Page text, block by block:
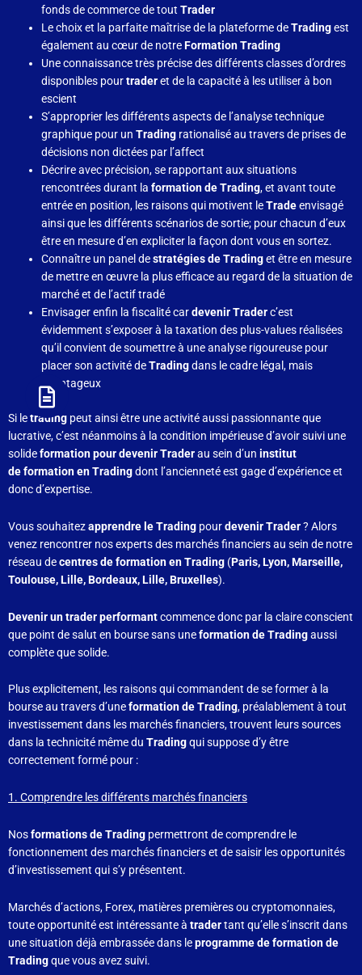
fonds de commerce de toutTrader
Le choix et la parfaite maîtrise de la plateforme deTradingest
également au cœur de notreFormation Trading
Une connaissance très précise des différents classes d’ordres
disponibles pourtraderet de la capacité à les utiliser à bon
escient
S’approprier les différents aspects de l’analyse technique
graphique pour unTrading rationalisé au travers de prises de
décisions non dictées par l’affect
Décrire avec précision, se rapportant aux situations
rencontrées durant laformation de Trading, et avant toute
entrée en position, les raisons qui motivent leTradeenvisagé
ainsi que les différents scénarios de sortie; pour chacun d’eux
être en mesure d’en expliciter la façon dont vous en sortez.
Connaître un panel destratégies de Tradinget être en mesure
de mettre en œuvre la plus efficace au regard de la situation de
marché et de l’actif tradé
Envisager enfin la fiscalité cardevenir Traderc’est
évidemment s’exposer à la taxation des plus-values réalisées
qu’il convient de soumettre à une analyse rigoureuse pour
placer son activité deTradingdans le cadre légal, mais
avantageux
Si letrading peut ainsi être une activité aussi passionnante que
lucrative, c’est néanmoins à la condition impérieuse d’avoir suivi une
solideformation pour devenir Traderau sein d’un institut
de formation en Tradingdont l’ancienneté est gage d’expérience et
donc d’expertise.
Vous souhaitezapprendre le Trading pourdevenir Trader? Alors
venez rencontrer nos experts des marchés financiers au sein de notre
réseau decentres de formation en Trading (Paris, Lyon, Marseille,
Toulouse, Lille, Bordeaux, Lille, Bruxelles).
Devenir un trader performantcommence donc par la claire conscient
que point de salut en bourse sans uneformation de Tradingaussi
complète que solide.
Plus explicitement, les raisons qui commandent de se former à la
bourse au travers d’uneformation de Trading, préalablement à tout
investissement dans les marchés financiers, trouvent leurs sources
dans la technicité même du Tradingqui suppose d’y être
correctement formé pour :
1. Comprendre les différents marchés financiers
Nosformations de Trading permettront de comprendre le
fonctionnement des marchés financiers et de saisir les opportunités
d’investissement qui s’y présentent.
Marchés d’actions, Forex, matières premières ou cryptomonnaies,
toute opportunité est intéressante à tradertant qu’elle s’inscrit dans
une situation déjà embrassée dans leprogramme de formation de
Tradingque vous avez suivi.